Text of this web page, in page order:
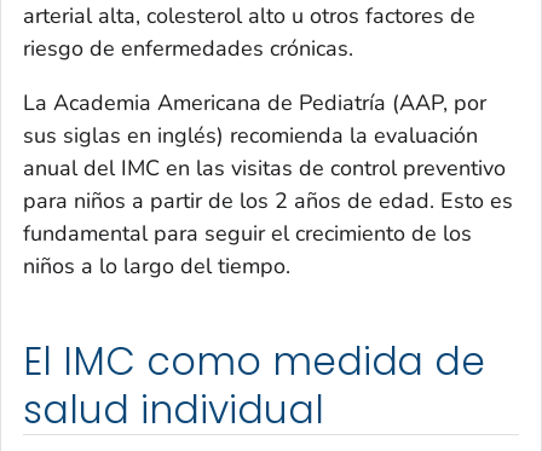
arterial alta, colesterol alto u otros factores de
riesgo de enfermedades crónicas.
La Academia Americana de Pediatría (AAP, por
sus siglas en inglés) recomienda la evaluación
anual del IMC en las visitas de control preventivo
para niños a partir de los 2 años de edad. Esto es
fundamental para seguir el crecimiento de los
niños a lo largo del tiempo.
El IMC como medida de
salud individual